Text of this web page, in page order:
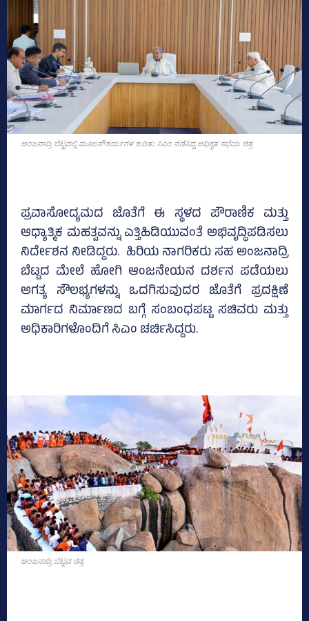
ಅಂಜನಾದ್ರಿ ಬೆಟ್ಟದಲ್ಲಿ ಮೂಲಸೌಕರ್ಯಗಳ ಕುರಿತು ಸಿಎಂ ನಡೆಸಿದ್ದ ಅಧಿಕೃತ ಸಭೆಯ ಚಿತ್ರ
ಪ್ರವಾಸೋದ್ಯಮದ ಜೊತೆಗೆ ಈ ಸ್ಥಳದ ಪೌರಾಣಿಕ ಮತ್ತು
ಆಧ್ಯಾತ್ಮಿಕ ಮಹತ್ವವನ್ನು ಎತ್ತಿಹಿಡಿಯುವಂತೆ ಅಭಿವೃದ್ಧಿಪಡಿಸಲು
ನಿರ್ದೇಶನ ನೀಡಿದ್ದರು. ಹಿರಿಯ ನಾಗರಿಕರು ಸಹ ಅಂಜನಾದ್ರಿ
ಬೆಟ್ಟದ ಮೇಲೆ ಹೋಗಿ ಆಂಜನೇಯನ ದರ್ಶನ ಪಡೆಯಲು
ಅಗತ್ಯ ಸೌಲಭ್ಯಗಳನ್ನು ಒದಗಿಸುವುದರ ಜೊತೆಗೆ ಪ್ರದಕ್ಷಿಣೆ
ಮಾರ್ಗದ ನಿರ್ಮಾಣದ ಬಗ್ಗೆ ಸಂಬಂಧಪಟ್ಟ ಸಚಿವರು ಮತ್ತು
ಅಧಿಕಾರಿಗಳೊಂದಿಗೆ ಸಿಎಂ ಚರ್ಚಿಸಿದ್ದರು.
ಅಂಜನಾದ್ರಿ ಬೆಟ್ಟದ ಚಿತ್ರ